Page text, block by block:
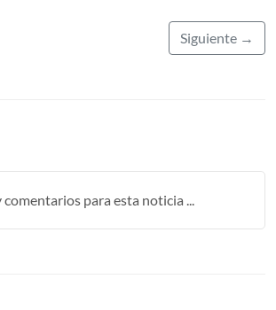
Siguiente →
comentarios para esta noticia ...